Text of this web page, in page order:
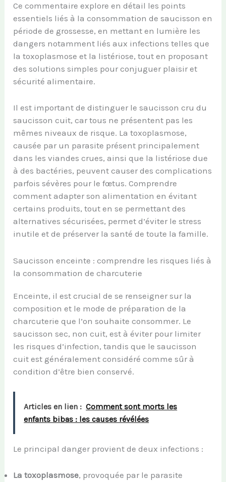
Ce commentaire explore en détail les points
essentiels liés à la consommation de saucisson en
période de grossesse, en mettant en lumière les
dangers notamment liés aux infections telles que
la toxoplasmose et la listériose, tout en proposant
des solutions simples pour conjuguer plaisir et
sécurité alimentaire.
Il est important de distinguer le saucisson cru du
saucisson cuit, car tous ne présentent pas les
mêmes niveaux de risque. La toxoplasmose,
causée par un parasite présent principalement
dans les viandes crues, ainsi que la listériose due
à des bactéries, peuvent causer des complications
parfois sévères pour le fœtus. Comprendre
comment adapter son alimentation en évitant
certains produits, tout en se permettant des
alternatives sécurisées, permet d’éviter le stress
inutile et de préserver la santé de toute la famille.
Saucisson enceinte : comprendre les risques liés à
la consommation de charcuterie
Enceinte, il est crucial de se renseigner sur la
composition et le mode de préparation de la
charcuterie que l’on souhaite consommer. Le
saucisson sec, non cuit, est à éviter pour limiter
les risques d’infection, tandis que le saucisson
cuit est généralement considéré comme sûr à
condition d’être bien conservé.
Articles en lien : Comment sont morts les
enfants bibas : les causes révélées
Le principal danger provient de deux infections :
La toxoplasmose, provoquée par le parasite